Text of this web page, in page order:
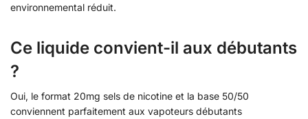
environnemental réduit.
Ce liquide convient-il aux débutants
?
Oui, le format 20mg sels de nicotine et la base 50/50
conviennent parfaitement aux vapoteurs débutants